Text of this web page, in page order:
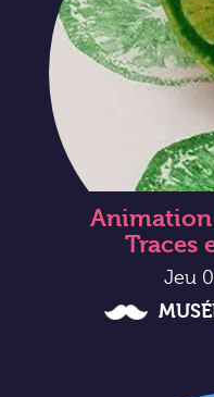
Animation
Traces
Jeu